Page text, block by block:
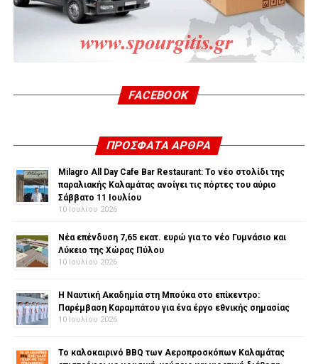
FACEBOOK
ΠΡΌΣΦΑΤΑ ΆΡΘΡΑ
Milagro All Day Cafe Bar Restaurant: Το νέο στολίδι της
παραλιακής Καλαμάτας ανοίγει τις πόρτες του αύριο
Σάββατο 11 Ιουλίου
10 Ιουλίου 2026
Νέα επένδυση 7,65 εκατ. ευρώ για το νέο Γυμνάσιο και
Λύκειο της Χώρας Πύλου
10 Ιουλίου 2026
Η Ναυτική Ακαδημία στη Μπούκα στο επίκεντρο:
Παρέμβαση Καραμπάτου για ένα έργο εθνικής σημασίας
10 Ιουλίου 2026
Το καλοκαιρινό BBQ των Αεροπροσκόπων Καλαμάτας